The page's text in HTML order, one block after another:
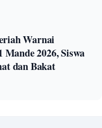
Warnai
2026, Siswa
dan Bakat